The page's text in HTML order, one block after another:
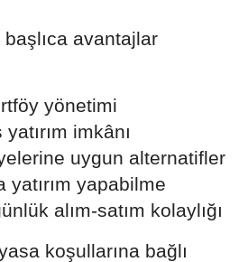
başlıca avantajlar
yönetimi
imkânı
uygun alternatifler
yatırım yapabilme
alım-satım kolaylığı
koşullarına bağlı